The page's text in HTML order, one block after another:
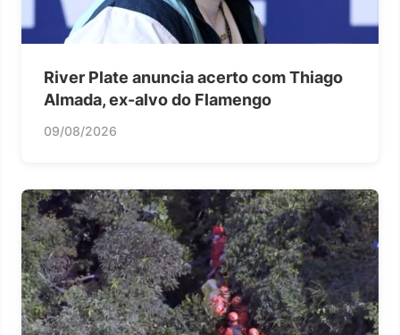
River Plate anuncia acerto com Thiago
Almada, ex-alvo do Flamengo
09/08/2026